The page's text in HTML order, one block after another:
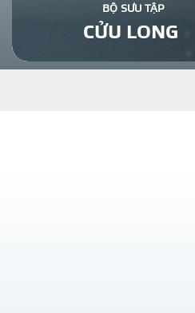
BỘ SƯU TẬP
CỬU LONG